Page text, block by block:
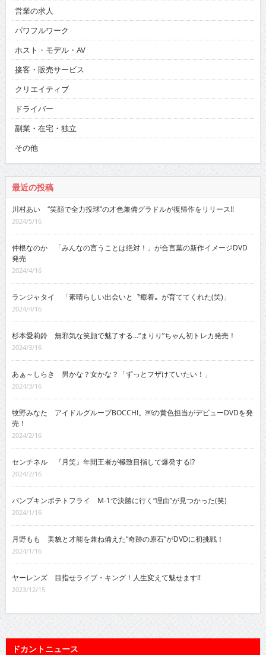
営業の求人
パワフルワーク
ホスト・モデル・AV
接客・販売サービス
クリエイティブ
ドライバー
副業・在宅・独立
その他
最近の投稿
川村あい “笑顔で全力投球”の才色兼備グラドルが復帰作をリリース!!
2024/5/16
仲根なのか 「みんなの言うことは絶対！」が合言葉の新作イメージDVD
発売
2024/4/16
ランジャタイ 「素晴らしい出会いと〝癒着〟が育ててくれた(笑)」
2024/4/16
杉本愛莉鈴 無邪気な笑顔で魅了する…“まりり”ちゃん初トレカ発売！
2024/3/16
あぁ～しらき 男かな？女かな？「ずっとフザけていたい！」
2024/3/16
牧野みなた アイドルグループBOCCHI。￼の黄色担当がデビューDVDを発
売！
2024/2/16
センチネル 『月笑』年間王者が極致目指して爆発する!?
2024/2/16
パンプキンポテトフライ M-1で決勝に行く“理由”が見つかった(笑)
2024/1/16
月野もも 美貌と才能を兼ね備えた“奇跡の原石”がDVDに初挑戦！
2024/1/16
ヤーレンズ 目指せライブ・キング！人生変えて魅せます!!
2023/12/15
ドカントニュース